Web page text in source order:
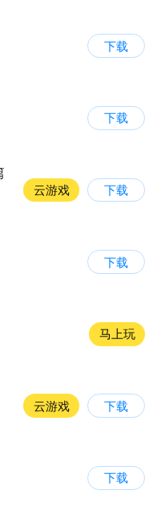
下载
下载
云游戏 下载
下载
马上玩
云游戏 下载
下载